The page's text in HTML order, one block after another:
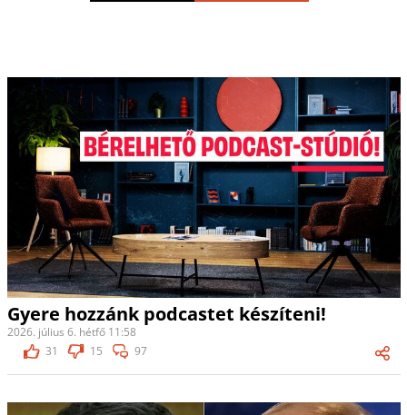
Gyere hozzánk podcastet készíteni!
2026. július 6. hétfő 11:58
31
15 97